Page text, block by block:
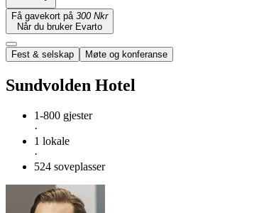
Få gavekort på 300 Nkr
Når du bruker Evarto
Fest & selskap Møte og konferanse
Sundvolden Hotel
1-800 gjester
·
1 lokale
·
524 soveplasser